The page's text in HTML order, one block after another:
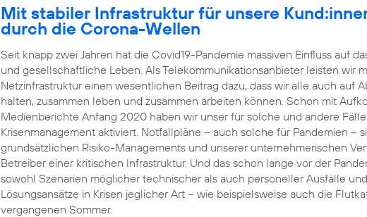
Mit stabiler Infrastruktur für unsere
durch die Corona-Wellen
Seit knapp zwei Jahren hat die Covid19-Pandemie massiven Einfluss auf
und gesellschaftliche Leben. Als Telekommunikationsanbieter leisten wir
Netzinfrastruktur einen wesentlichen Beitrag dazu, dass wir alle auch auf
halten, zusammen leben und zusammen arbeiten können. Schon mit
Medienberichte Anfang 2020 haben wir unser für solche und andere
Krisenmanagement aktiviert. Notfallpläne – auch solche für Pandemien –
grundsätzlichen Risiko-Managements und unserer unternehmerischen
Betreiber einer kritischen Infrastruktur. Und das schon lange vor der
sowohl Szenarien möglicher technischer als auch personeller Ausfälle
Lösungsansätze in Krisen jeglicher Art – wie beispielsweise auch die
vergangenen Sommer.